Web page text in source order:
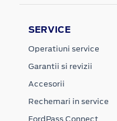
SERVICE
Operatiuni service
Garantii si revizii
Accesorii
Rechemari in service
FordPass Connect